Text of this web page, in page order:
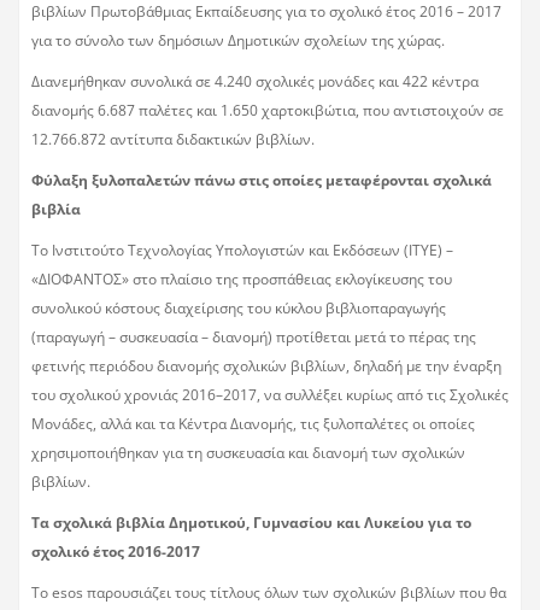
βιβλίων Πρωτοβάθμιας Εκπαίδευσης για το σχολικό έτος 2016 – 2017
για το σύνολο των δημόσιων Δημοτικών σχολείων της χώρας.
Διανεμήθηκαν συνολικά σε 4.240 σχολικές μονάδες και 422 κέντρα
διανομής 6.687 παλέτες και 1.650 χαρτοκιβώτια, που αντιστοιχούν σε
12.766.872 αντίτυπα διδακτικών βιβλίων.
Φύλαξη ξυλοπαλετών πάνω στις οποίες μεταφέρονται σχολικά
βιβλία
Το Ινστιτούτο Τεχνολογίας Υπολογιστών και Εκδόσεων (ΙΤΥΕ) –
«ΔΙΟΦΑΝΤΟΣ» στο πλαίσιο της προσπάθειας εκλογίκευσης του
συνολικού κόστους διαχείρισης του κύκλου βιβλιοπαραγωγής
(παραγωγή – συσκευασία – διανομή) προτίθεται μετά το πέρας της
φετινής περιόδου διανομής σχολικών βιβλίων, δηλαδή με την έναρξη
του σχολικού χρονιάς 2016–2017, να συλλέξει κυρίως από τις Σχολικές
Μονάδες, αλλά και τα Κέντρα Διανομής, τις ξυλοπαλέτες οι οποίες
χρησιμοποιήθηκαν για τη συσκευασία και διανομή των σχολικών
βιβλίων.
Τα σχολικά βιβλία Δημοτικού, Γυμνασίου και Λυκείου για το
σχολικό έτος 2016-2017
Το esos παρουσιάζει τους τίτλους όλων των σχολικών βιβλίων που θα